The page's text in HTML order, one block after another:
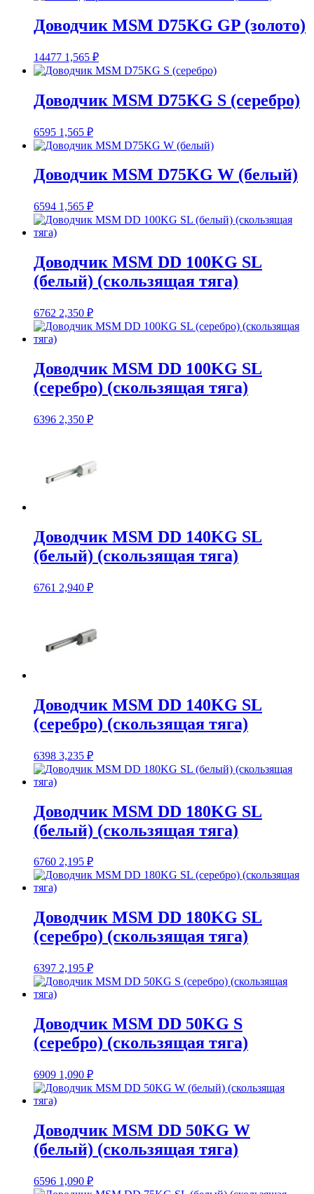
Доводчик MSM D75KG GP (золото)
14477 1,565 ₽
Доводчик MSM D75KG S (серебро)
6595 1,565 ₽
Доводчик MSM D75KG W (белый)
6594 1,565 ₽
Доводчик MSM DD 100KG SL
(белый) (скользящая тяга)
6762 2,350 ₽
Доводчик MSM DD 100KG SL
(серебро) (скользящая тяга)
6396 2,350 ₽
Доводчик MSM DD 140KG SL
(белый) (скользящая тяга)
6761 2,940 ₽
Доводчик MSM DD 140KG SL
(серебро) (скользящая тяга)
6398 3,235 ₽
Доводчик MSM DD 180KG SL
(белый) (скользящая тяга)
6760 2,195 ₽
Доводчик MSM DD 180KG SL
(серебро) (скользящая тяга)
6397 2,195 ₽
Доводчик MSM DD 50KG S
(серебро) (скользящая тяга)
6909 1,090 ₽
Доводчик MSM DD 50KG W
(белый) (скользящая тяга)
6596 1,090 ₽